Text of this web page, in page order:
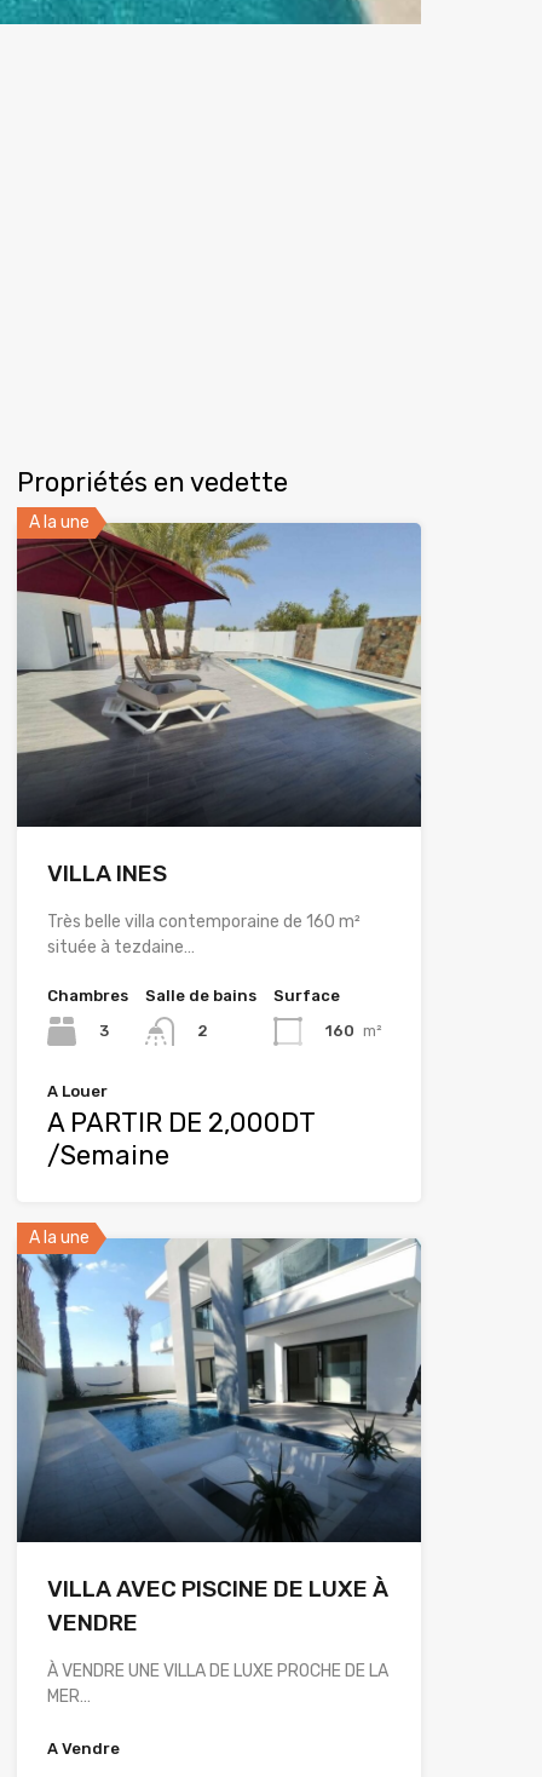
Propriétés en vedette
A la une
VILLA INES
Très belle villa contemporaine de 160 m²
située à tezdaine…
Chambres
3
Salle de bains
2
Surface
160 m²
A Louer
A PARTIR DE 2,000DT
/Semaine
A la une
VILLA AVEC PISCINE DE LUXE À
VENDRE
À VENDRE UNE VILLA DE LUXE PROCHE DE LA
MER…
A Vendre